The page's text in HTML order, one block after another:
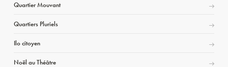
Quartier Mouvant
Quartiers Pluriels
Ilo citoyen
Noël au Théâtre